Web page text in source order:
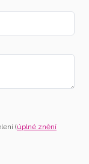
(úplné znění